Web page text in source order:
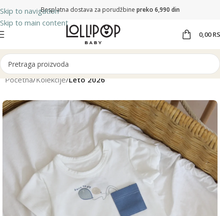
Skip to navigation
Skip to main content
Besplatna dostava za porudžbine preko 6,990 din
0,00
Početna Kolekcije Leto 2026